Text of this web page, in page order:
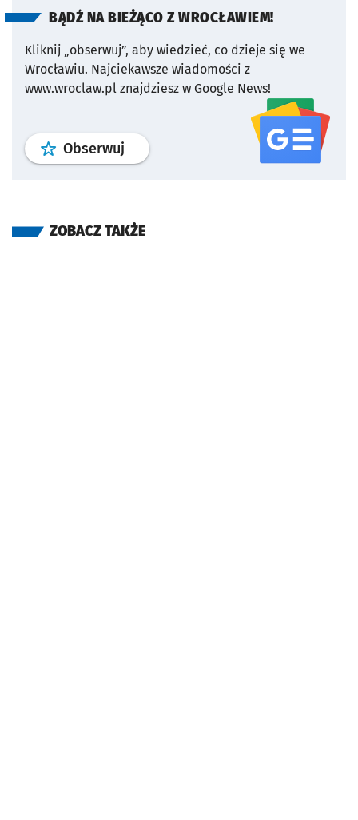
BĄDŹ NA BIEŻĄCO Z WROCŁAWIEM!
Kliknij „obserwuj”, aby wiedzieć, co dzieje się we
Wrocławiu. Najciekawsze wiadomości z
www.wroclaw.pl znajdziesz w Google News!
Obserwuj profil serwisu
ZOBACZ TAKŻE